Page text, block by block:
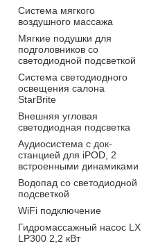
Система мягкого
воздушного массажа
Мягкие подушки для
подголовников со
светодиодной подсветкой
Система светодиодного
освещения салона
StarBrite
Внешняя угловая
светодиодная подсветка
Аудиосистема с док-
станцией для iPOD, 2
встроенными динамиками
Водопад со светодиодной
подсветкой
WiFi подключение
Гидромассажный насос LX
LP300 2,2 кВт